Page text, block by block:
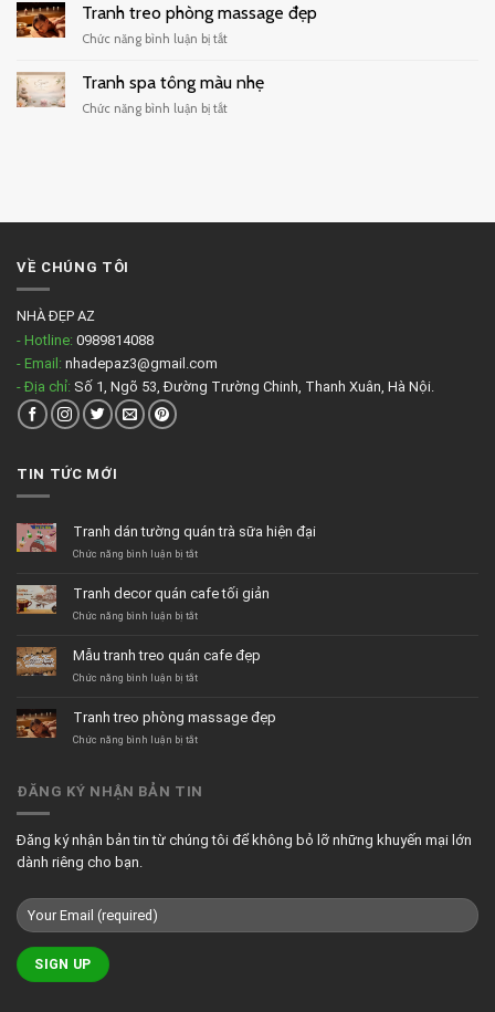
giản
treo
quán
đẹp
Tranh treo phòng massage đẹp
Chức năng bình luận bị tắtở
treo
phòng
massage
Tranh spa tông màu nhẹ
Chức năng bình luận bị tắtở
VỀ CHÚNG TÔI
NHÀ ĐẸP AZ
- Hotline: 0989814088
- Email: nhadepaz3@gmail.com
- Địa chỉ: Số 1, Ngõ 53, Đường Trường Chinh, Thanh Xuân, Hà Nội.
TIN TỨC MỚI
Tranh dán tường quán trà sữa hiện đại
Chức năng bình luận bị tắtở
tường
quán
hiện
đại
Tranh decor quán cafe tối giản
Chức năng bình luận bị tắtở
quán
cafe
Mẫu tranh treo quán cafe đẹp
Chức năng bình luận bị tắtở
treo
quán
Tranh treo phòng massage đẹp
Chức năng bình luận bị tắtở
phòng
ĐĂNG KÝ NHẬN BẢN TIN
Đăng ký nhận bản tin từ chúng tôi để không bỏ lỡ những khuyến mại lớn
dành riêng cho bạn.